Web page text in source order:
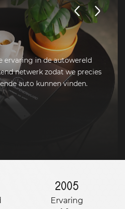
ervaring in de autowereld
netwerk zodat we precies
auto kunnen vinden.
2005
Ervaring